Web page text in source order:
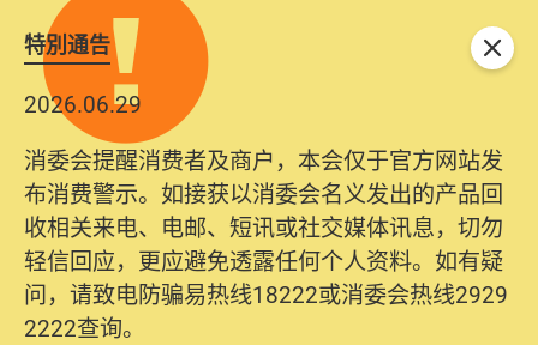
特別通告
2026.06.29
消委会提醒消费者及商户，本会仅于官方网站发
布消费警示。如接获以消委会名义发出的产品回
收相关来电、电邮、短讯或社交媒体讯息，切勿
轻信回应，更应避免透露任何个人资料。如有疑
问，请致电防骗易热线18222或消委会热线2929
2222查询。
关闭